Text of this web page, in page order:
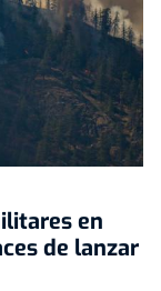
en
de lanzar